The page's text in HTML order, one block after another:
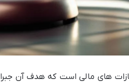
های مالی است که هدف آن